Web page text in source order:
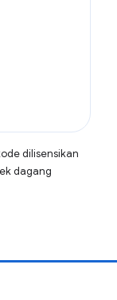
dilisensikan
dagang